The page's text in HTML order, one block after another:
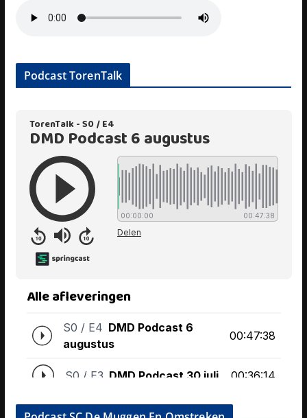
Podcast TorenTalk